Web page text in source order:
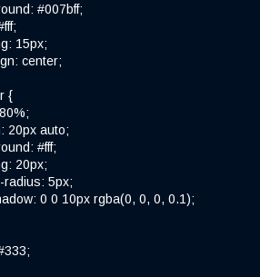
#007bff;
center;
{
auto;
#fff;
5px;
0 0 10px rgba(0, 0, 0, 0.1);